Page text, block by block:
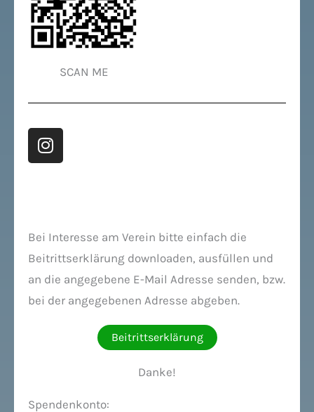
SCAN ME
I
n
r
a
m
Bei Interesse am Verein bitte einfach die
Beitrittserklärung downloaden, ausfüllen und
an die angegebene E-Mail Adresse senden, bzw.
bei der angegebenen Adresse abgeben.
Beitrittserklärung
Danke!
Spendenkonto: